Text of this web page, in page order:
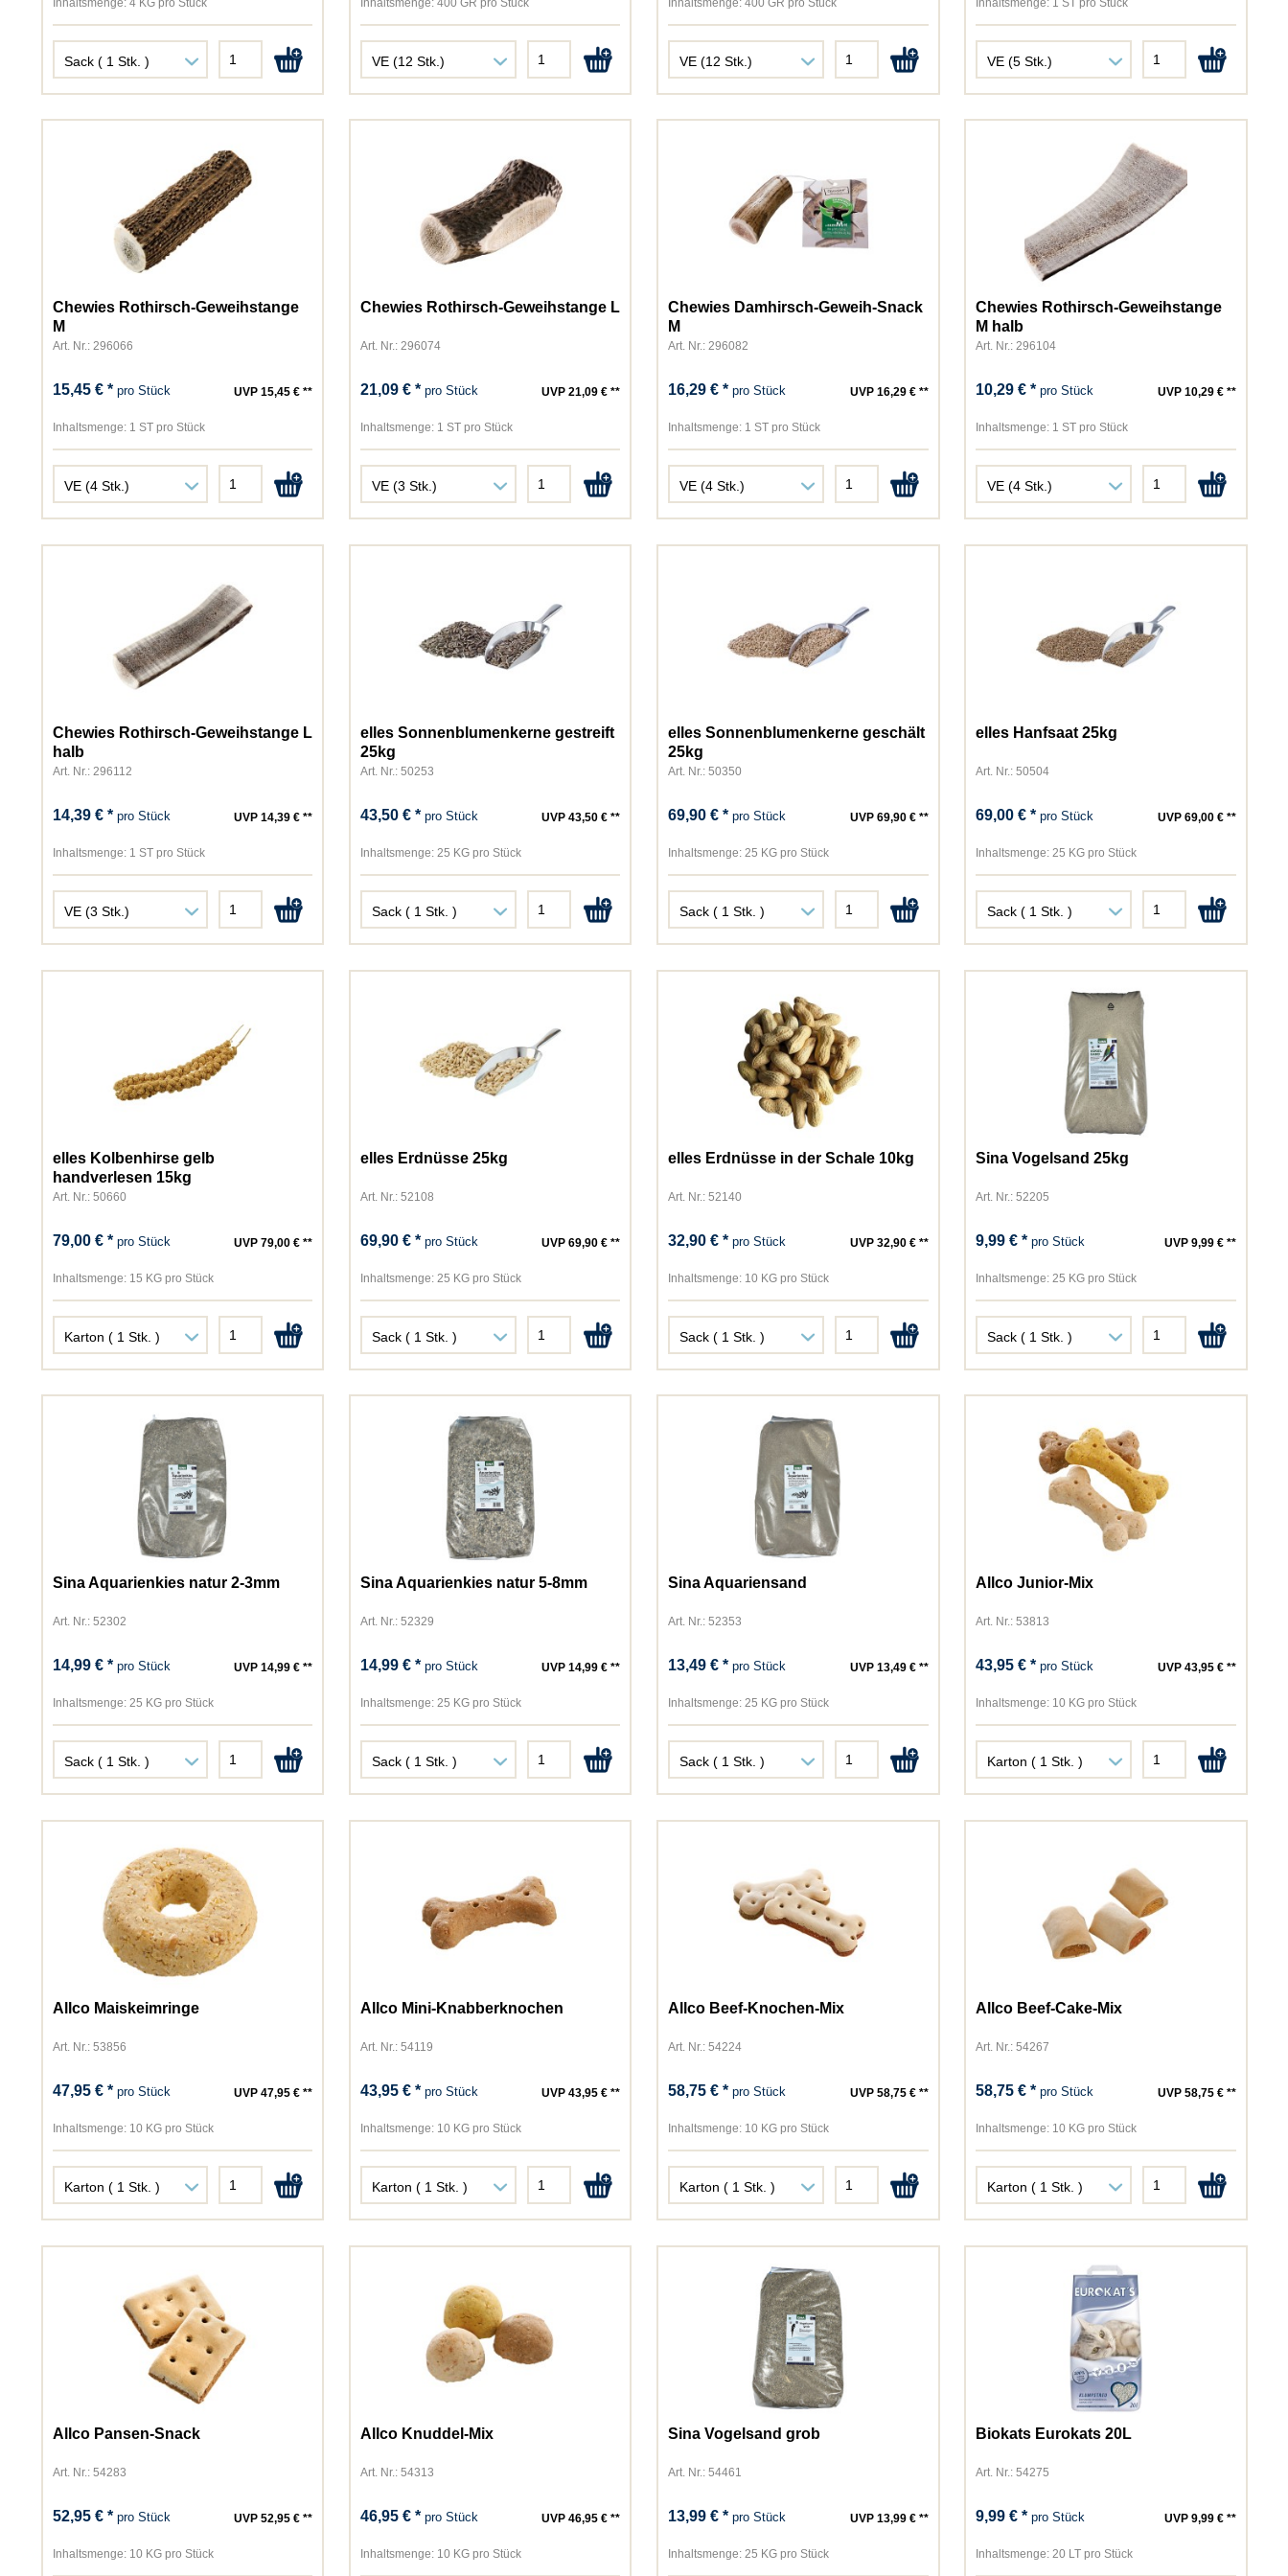
Catsan
Cesar
Chewies
Chipsi
Daya
Dogs'n Tiger
Dokas
Dr. Clauder
Elles
Golden Choice
Gourmet
Green Petfood
Happy Dog
Hugro
James Wellbeloved
JR Farm
Kattovit
Kitekat
Pedigree
Perfect Fit
Perfecto Cat
Pet's Dream
Pond-Star
Purina
Rili
Rinti
Sheba
TopCat
Versele-Laga
Vollmers
Whiskas
WOW CAT
WOW DOG
Yummeez
Chewies Rothirsch-Geweihstange
M
Art. Nr.: 296066
15,45 € * pro Stück UVP 15,45 € **
Inhaltsmenge:1 ST pro Stück
Chewies Rothirsch-Geweihstange L
Art. Nr.: 296074
21,09 € * pro Stück UVP 21,09 € **
Inhaltsmenge:1 ST pro Stück
Chewies Damhirsch-Geweih-Snack
M
Art. Nr.: 296082
16,29 € *pro Stück UVP 16,29 € **
Inhaltsmenge: 1 ST pro Stück
Chewies Rothirsch-Geweihstange
M halb
Art. Nr.: 296104
10,29 € *pro Stück UVP 10,29 € **
Inhaltsmenge: 1 ST pro Stück
Chewies Rothirsch-Geweihstange L
halb
Art. Nr.: 296112
14,39 € * pro Stück UVP 14,39 € **
Inhaltsmenge:1 ST pro Stück
elles Sonnenblumenkerne gestreift
25kg
Art. Nr.: 50253
43,50 € * pro Stück UVP 43,50 € **
Inhaltsmenge:25 KG pro Stück
elles Sonnenblumenkerne geschält
25kg
Art. Nr.: 50350
69,90 € *pro Stück UVP 69,90 € **
Inhaltsmenge: 25 KG pro Stück
elles Hanfsaat 25kg
Art. Nr.: 50504
69,00 € *pro Stück UVP 69,00 € **
Inhaltsmenge: 25 KG pro Stück
elles Kolbenhirse gelb
handverlesen 15kg
Art. Nr.: 50660
79,00 € * pro Stück UVP 79,00 € **
Inhaltsmenge:15 KG pro Stück
elles Erdnüsse 25kg
Art. Nr.: 52108
69,90 € * pro Stück UVP 69,90 € **
Inhaltsmenge:25 KG pro Stück
elles Erdnüsse in der Schale 10kg
Art. Nr.: 52140
32,90 € *pro Stück UVP 32,90 € **
Inhaltsmenge: 10 KG pro Stück
Sina Vogelsand 25kg
Art. Nr.: 52205
9,99 € *pro Stück UVP 9,99 € **
Inhaltsmenge: 25 KG pro Stück
Sina Aquarienkies natur 2-3mm
Art. Nr.: 52302
14,99 € * pro Stück UVP 14,99 € **
Inhaltsmenge:25 KG pro Stück
Sina Aquarienkies natur 5-8mm
Art. Nr.: 52329
14,99 € * pro Stück UVP 14,99 € **
Inhaltsmenge:25 KG pro Stück
Sina Aquariensand
Art. Nr.: 52353
13,49 € *pro Stück UVP 13,49 € **
Inhaltsmenge: 25 KG pro Stück
Allco Junior-Mix
Art. Nr.: 53813
43,95 € *pro Stück UVP 43,95 € **
Inhaltsmenge: 10 KG pro Stück
Allco Maiskeimringe
Art. Nr.: 53856
47,95 € * pro Stück UVP 47,95 € **
Inhaltsmenge:10 KG pro Stück
Allco Mini-Knabberknochen
Art. Nr.: 54119
43,95 € * pro Stück UVP 43,95 € **
Inhaltsmenge:10 KG pro Stück
Allco Beef-Knochen-Mix
Art. Nr.: 54224
58,75 € *pro Stück UVP 58,75 € **
Inhaltsmenge: 10 KG pro Stück
Allco Beef-Cake-Mix
Art. Nr.: 54267
58,75 € *pro Stück UVP 58,75 € **
Inhaltsmenge: 10 KG pro Stück
Allco Pansen-Snack
Art. Nr.: 54283
52,95 € * pro Stück UVP 52,95 € **
Inhaltsmenge:10 KG pro Stück
Allco Knuddel-Mix
Art. Nr.: 54313
46,95 € * pro Stück UVP 46,95 € **
Inhaltsmenge:10 KG pro Stück
Sina Vogelsand grob
Art. Nr.: 54461
13,99 € *pro Stück UVP 13,99 € **
Inhaltsmenge: 25 KG pro Stück
Biokats Eurokats 20L
Art. Nr.: 54275
9,99 € *pro Stück UVP 9,99 € **
Inhaltsmenge: 20 LT pro Stück